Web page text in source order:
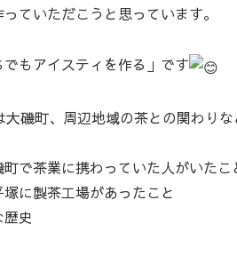
ていただこうと思っています。
もアイスティを作る」です
大磯町、周辺地域の茶との関わり
で茶業に携わっていた人がいたこ
に製茶工場があったこと
史